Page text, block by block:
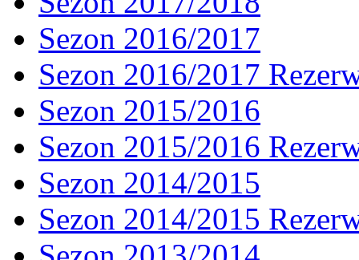
Sezon 2016/2017
Sezon 2016/2017
Sezon 2015/2016
Sezon 2015/2016
Sezon 2014/2015
Sezon 2014/2015